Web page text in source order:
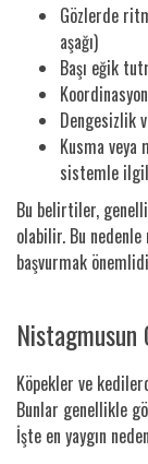
Gözlerde
aşağı)
Başı eğik
Dengesizlik
Kusma
sistemle
Bu belirtiler,
olabilir. Bu
başvurmak
Nistagmusun
Köpekler ve
Bunlar genellikle
İşte en yaygın